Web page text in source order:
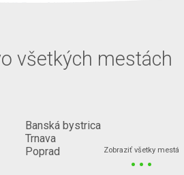
všetkých mestách
Banská bystrica
Trnava
Poprad
Zobraziť všetky mestá
...